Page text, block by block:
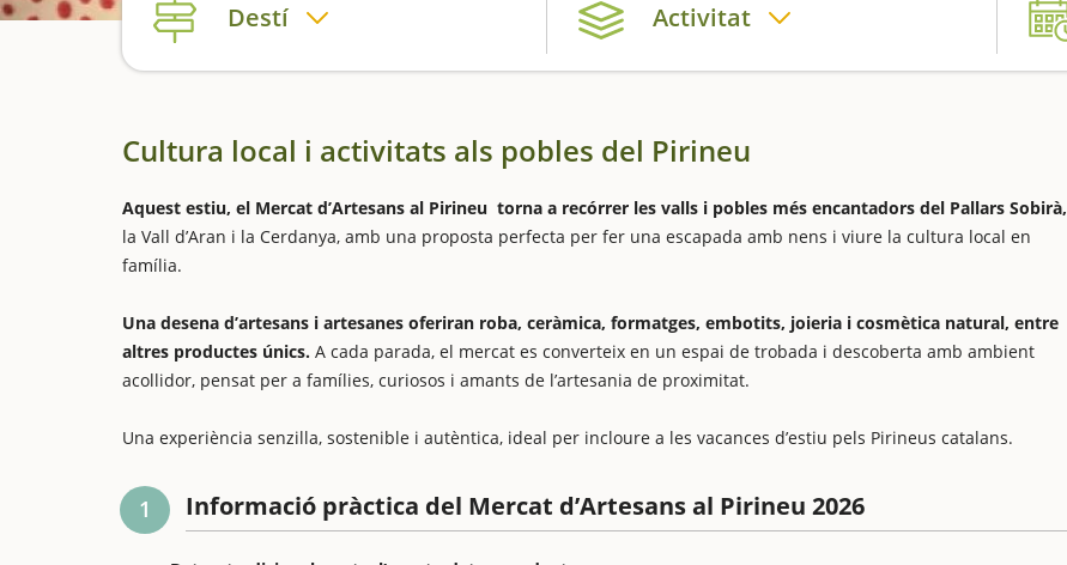
Destí Activitat
Cultura local i activitats als pobles del Pirineu
Aquest estiu, el Mercat d’Artesans al Pirineu torna a recórrer les valls i pobles més encantadors del Pallars Sobirà,
la Vall d’Aran i la Cerdanya, amb una proposta perfecta per fer una escapada amb nens i viure la cultura local en
família.
Una desena d’artesans i artesanes oferiran roba, ceràmica, formatges, embotits, joieria i cosmètica natural, entre
altres productes únics. A cada parada, el mercat es converteix en un espai de trobada i descoberta amb ambient
acollidor, pensat per a famílies, curiosos i amants de l’artesania de proximitat.
Una experiència senzilla, sostenible i autèntica, ideal per incloure a les vacances d’estiu pels Pirineus catalans.
1 Informació pràctica del Mercat d’Artesans al Pirineu 2026